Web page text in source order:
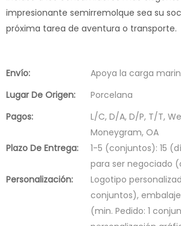
impresionante semirremolque sea su
próxima tarea de aventura o transporte.
Envío:
Apoya la carga
Lugar De Origen:
Porcelana
Pagos:
L/C, D/A, D/P, T/T,
Moneygram, OA
Plazo De Entrega:
1-5 (conjuntos): 15
para ser negociado
Personalización:
Logotipo
conjuntos),
(min. Pedido: 1